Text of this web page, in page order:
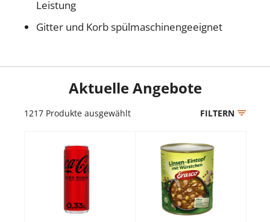
Leistung
Gitter und Korb spülmaschinengeeignet
Aktuelle Angebote
1217 Produkte ausgewählt FILTERN